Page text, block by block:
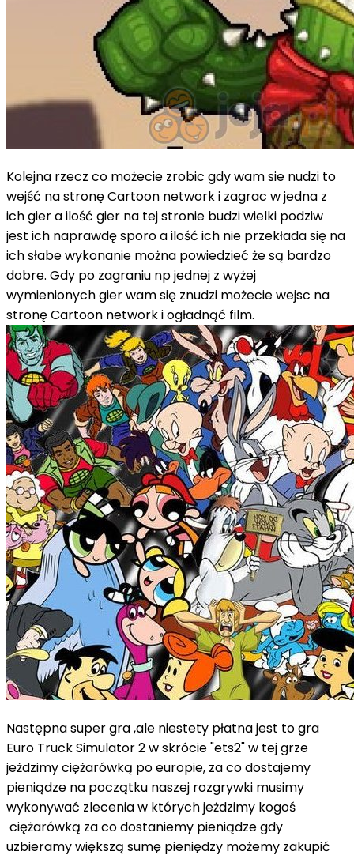
Kolejna rzecz co możecie zrobic gdy wam sie nudzi to
wejść na stronę Cartoon network i zagrac w jedna z
ich gier a ilość gier na tej stronie budzi wielki podziw
jest ich naprawdę sporo a ilość ich nie przekłada się na
ich słabe wykonanie można powiedzieć że są bardzo
dobre. Gdy po zagraniu np jednej z wyżej
wymienionych gier wam się znudzi możecie wejsc na
stronę Cartoon network i ogładnąć film.
Następna super gra ,ale niestety płatna jest to gra
Euro Truck Simulator 2 w skrócie "ets2" w tej grze
jeżdzimy ciężarówką po europie, za co dostajemy
pieniądze na początku naszej rozgrywki musimy
wykonywać zlecenia w których jeżdzimy kogoś
ciężarówką za co dostaniemy pieniądze gdy
uzbieramy większą sumę pieniędzy możemy zakupić